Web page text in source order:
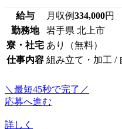
給与 月収例334,000円
勤務地
岩手県 北上市
寮・社宅 あり（無料）
仕事内容 組み立て・加工 /
＼最短45秒で完了／
応募へ進む
詳しく